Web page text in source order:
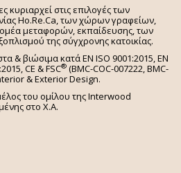
κυριαρχεί στις επιλογές των
Ho.Re.Ca, των χώρων γραφείων,
μεταφορών, εκπαίδευσης, των
της σύγχρονης κατοικίας.
& βιώσιμα κατά EN ISO 9001:2015, EN
CE & FSC® (BMC-COC-007222, BMC-
& Exterior Design.
του ομίλου της Interwood
στο Χ.A.